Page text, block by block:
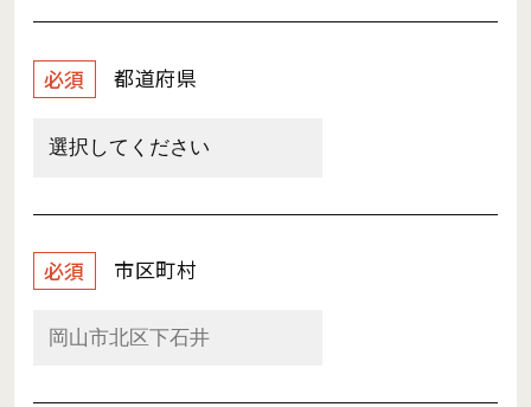
必須 都道府県
必須 市区町村